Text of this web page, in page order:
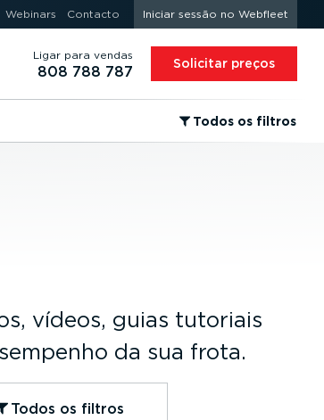
Webinars Contacto Iniciar sessão no Webfleet
Ligar para vendas
808 788 787 Solicitar preços
⁠Todos os filtros
vídeos, guias tutoriais
da sua frota.
Todos os filtros